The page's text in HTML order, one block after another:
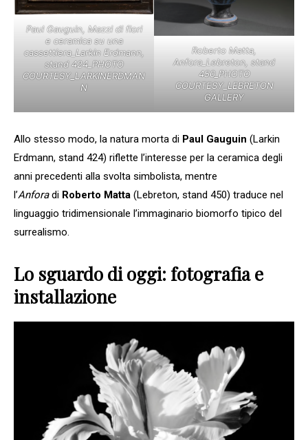
Paul Gauguin, Mazzi di fiori
e ceramica su una
cassettiera_Larkin Erdmann,
stand 424_PHOTO
COURTESY_LARKINERDMAN
N
Roberto Matta,
Anfora_Lebreton, stand
450_PHOTO
COURTESY_LEBRETON
GALLERY
Allo stesso modo, la natura morta di Paul Gauguin (Larkin
Erdmann, stand 424) riflette l’interesse per la ceramica degli
anni precedenti alla svolta simbolista, mentre
l’Anforadi Roberto Matta (Lebreton, stand 450) traduce nel
linguaggio tridimensionale l’immaginario biomorfo tipico del
surrealismo.
Lo sguardo di oggi: fotografia e
installazione